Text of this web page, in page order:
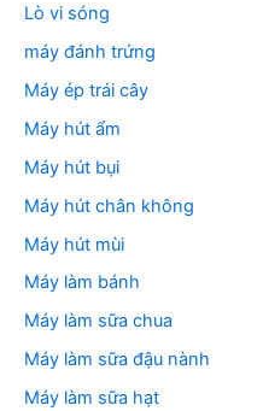
Lò vi sóng
máy đánh trứng
Máy ép trái cây
Máy hút ẩm
Máy hút bụi
Máy hút chân không
Máy hút mùi
Máy làm bánh
Máy làm sữa chua
Máy làm sữa đậu nành
Máy làm sữa hạt